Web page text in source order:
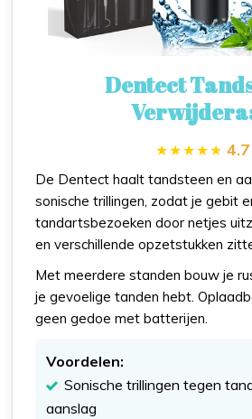
Dentect
4.7
De Dentect haalt tandsteen en
sonische trillingen, zodat je gebit
tandartsbezoeken door netjes
en verschillende opzetstukken
Met meerdere standen bouw je
je gevoelige tanden hebt.
geen gedoe met batterijen.
Voordelen:
Sonische trillingen tegen
aanslag